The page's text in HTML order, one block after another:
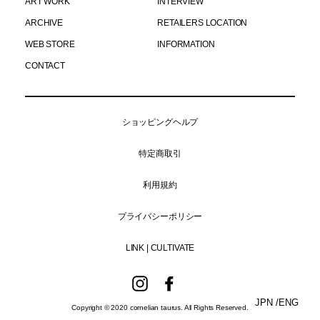
JPN /ENG
ARCHIVE RETAILERS LOCATION
WEB STORE INFORMATION
CONTACT
ショッピングヘルプ
特定商取引
利用規約
プライバシーポリシー
LINK | CULTIVATE
Instagram
Copyright © 2020 cornelian taurus. All Rights Reserved.